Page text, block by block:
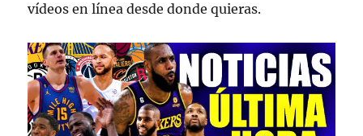
vídeos en línea desde donde quieras.